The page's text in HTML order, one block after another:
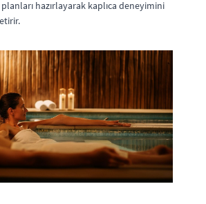
hazırlayarak kaplıca deneyimini